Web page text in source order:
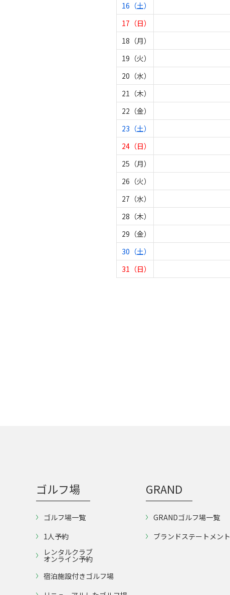
16（土）
17（日）
18（月）
19（火）
20（水）
21（木）
22（金）
23（土）
24（日）
25（月）
26（火）
27（水）
28（木）
29（金）
30（土）
31（日）
ゴルフ場
ゴルフ場一覧
1人予約
レンタルクラブ
オンライン予約
宿泊施設付きゴルフ場
GRAND
GRANDゴルフ場一覧
ブランドステートメント